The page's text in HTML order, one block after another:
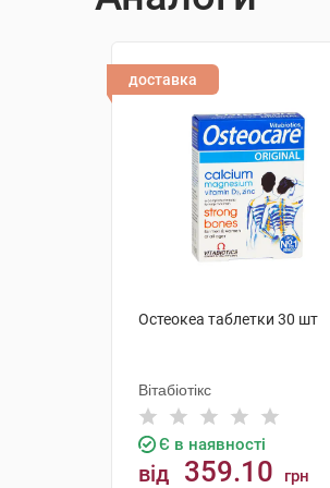
доставка
Остеокеа таблетки 30 шт
Вітабіотікс
Є в наявності
від 359.10 грн